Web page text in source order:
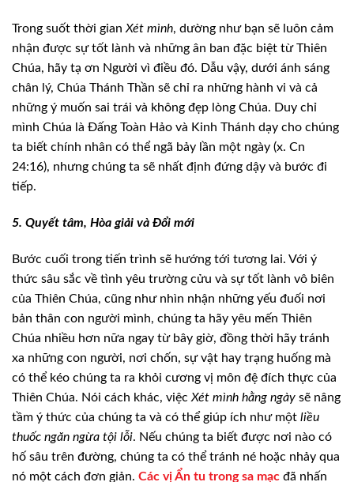
Trong suốt thời gianXét mình, dường như bạn sẽ luôn cảm
nhận được sự tốt lành và những ân ban đặc biệt từ Thiên
Chúa, hãy tạ ơn Người vì điều đó. Dẫu vậy, dưới ánh sáng
chân lý, Chúa Thánh Thần sẽ chỉ ra những hành vi và cả
những ý muốn sai trái và không đẹp lòng Chúa. Duy chỉ
mình Chúa là Đấng Toàn Hảo và Kinh Thánh dạy cho chúng
ta biết chính nhân có thể ngã bảy lần một ngày (x. Cn
24:16), nhưng chúng ta sẽ nhất định đứng dậy và bước đi
tiếp.
5. Quyết tâm, Hòa giải và Đổi mới
Bước cuối trong tiến trình sẽ hướng tới tương lai. Với ý
thức sâu sắc về tình yêu trường cửu và sự tốt lành vô biên
của Thiên Chúa, cũng như nhìn nhận những yếu đuối nơi
bản thân con người mình, chúng ta hãy yêu mến Thiên
Chúa nhiều hơn nữa ngay từ bây giờ, đồng thời hãy tránh
xa những con người, nơi chốn, sự vật hay trạng huống mà
có thể kéo chúng ta ra khỏi cương vị môn đệ đích thực của
Thiên Chúa. Nói cách khác, việc Xét mình hằng ngày sẽ nâng
tầm ý thức của chúng ta và có thể giúp ích nhưmột liều
thuốc ngăn ngừa tội lỗi. Nếu chúng ta biết được nơi nào có
hố sâu trên đường, chúng ta có thể tránh né hoặc nhảy qua
nó một cách đơn giản. Các vị Ẩn tu trong sa mạc đã nhấn